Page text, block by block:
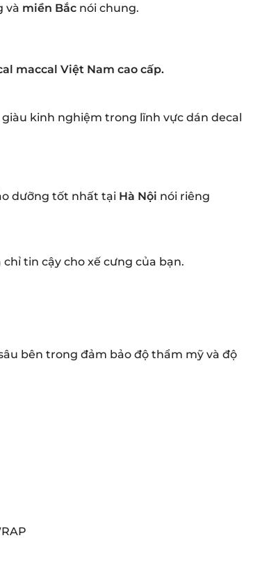
và miền Bắcnói chung.
maccal Việt Nam cao cấp.
kinh nghiệm trong lĩnh vực dán decal
dưỡng tốt nhất tạiHà Nội nói riêng
tin cậy cho xế cưng của bạn.
bên trong đảm bảo độ thẩm mỹ và độ